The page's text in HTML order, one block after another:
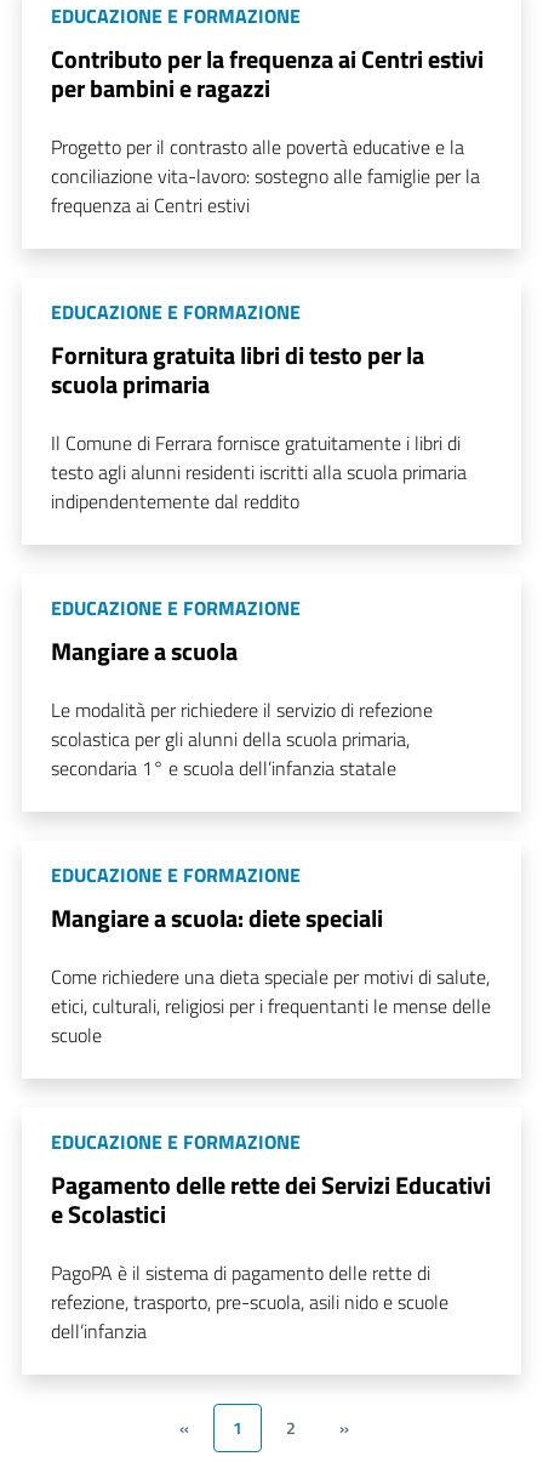
EDUCAZIONE E FORMAZIONE
Contributo per la frequenza ai Centri estivi
per bambini e ragazzi
Progetto per il contrasto alle povertà educative e la
conciliazione vita-lavoro: sostegno alle famiglie per la
frequenza ai Centri estivi
EDUCAZIONE E FORMAZIONE
Fornitura gratuita libri di testo per la
scuola primaria
Il Comune di Ferrara fornisce gratuitamente i libri di
testo agli alunni residenti iscritti alla scuola primaria
indipendentemente dal reddito
EDUCAZIONE E FORMAZIONE
Mangiare a scuola
Le modalità per richiedere il servizio di refezione
scolastica per gli alunni della scuola primaria,
secondaria 1° e scuola dell’infanzia statale
EDUCAZIONE E FORMAZIONE
Mangiare a scuola: diete speciali
Come richiedere una dieta speciale per motivi di salute,
etici, culturali, religiosi per i frequentanti le mense delle
scuole
EDUCAZIONE E FORMAZIONE
Pagamento delle rette dei Servizi Educativi
e Scolastici
PagoPA è il sistema di pagamento delle rette di
refezione, trasporto, pre-scuola, asili nido e scuole
dell’infanzia
« 1 2 »